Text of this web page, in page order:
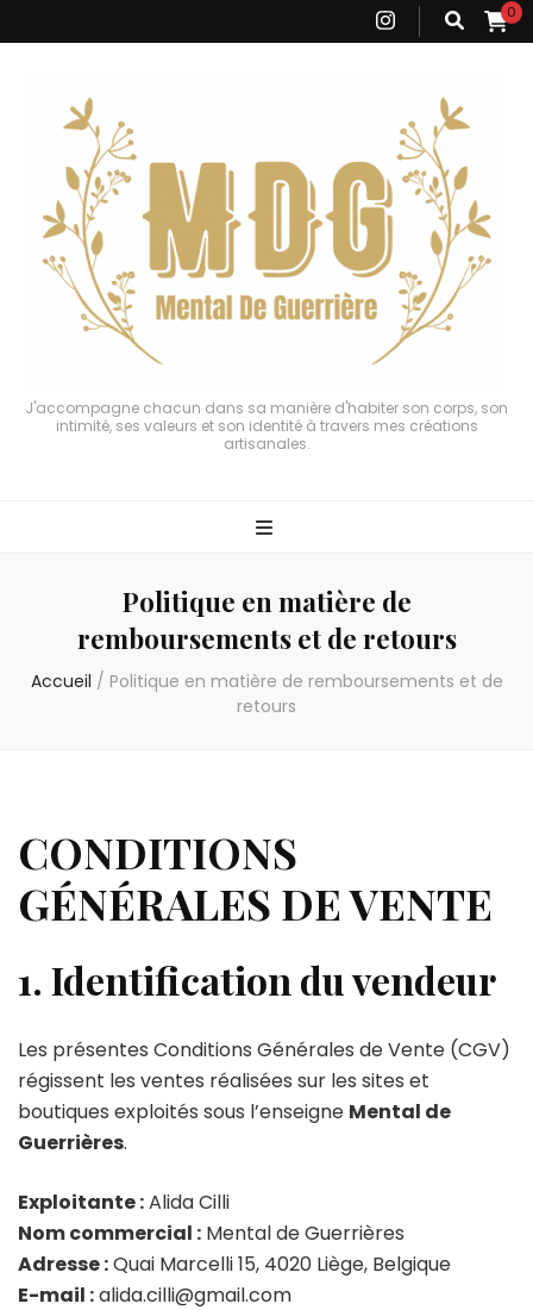
0
J'accompagne chacun dans sa manière d'habiter son corps, son
intimité, ses valeurs et son identité à travers mes créations
artisanales.
Politique en matière de
remboursements et de retours
Accueil / Politique en matière de remboursements et de
retours
CONDITIONS
GÉNÉRALES DE VENTE
1. Identification du vendeur
Les présentes Conditions Générales de Vente (CGV)
régissent les ventes réalisées sur les sites et
boutiques exploités sous l’enseigne Mental de
Guerrières.
Exploitante :Alida Cilli
Nom commercial : Mental de Guerrières
Adresse :Quai Marcelli 15, 4020 Liège, Belgique
E-mail :alida.cilli@gmail.com